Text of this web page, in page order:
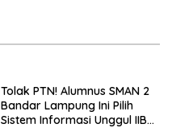
Tolak PTN! Alumnus SMAN 2
Bandar Lampung Ini Pilih
Sistem Informasi Unggul IIB